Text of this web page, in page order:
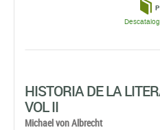
HISTORIA DE LA
VOL II
Michael von Albrecht